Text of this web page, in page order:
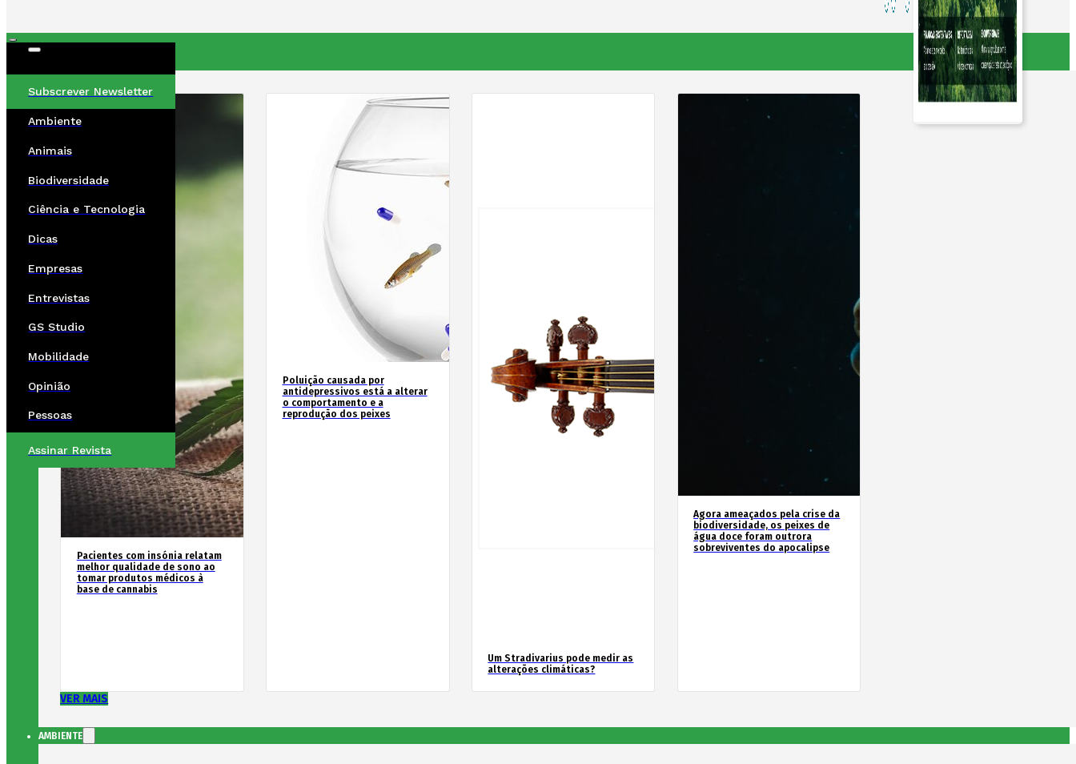
Subscrever Newsletter
Ambiente
Animais
Biodiversidade
Ciência e Tecnologia
Dicas
Empresas
Entrevistas
GS Studio
Mobilidade
Opinião
Pessoas
Assinar Revista
Pacientes com insónia relatam
melhor qualidade de sono ao
tomar produtos médicos à
base de cannabis
Poluição causada por
antidepressivos está a alterar
o comportamento e a
reprodução dos peixes
Um Stradivarius pode medir as
alterações climáticas?
Agora ameaçados pela crise da
biodiversidade, os peixes de
água doce foram outrora
sobreviventes do apocalipse
VER MAIS
AMBIENTE